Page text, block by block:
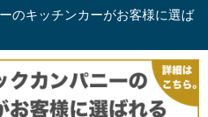
のキッチンカーがお客様に選ば